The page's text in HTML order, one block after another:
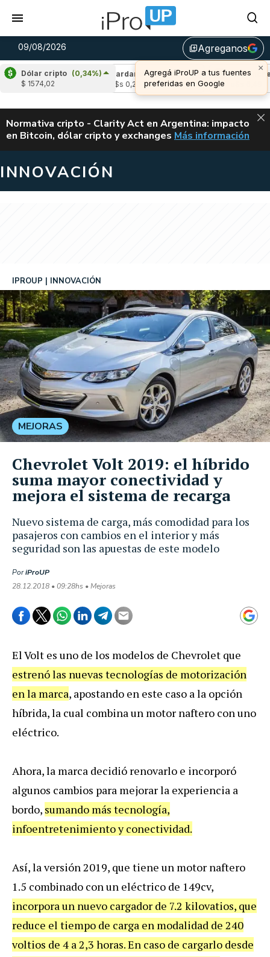
09/08/2026 library_addAgreganos
×
Agregá iProUP a tus fuentes
preferidas en Google
Dólar cripto (0,34%)
$ 1574,02
0,38%) Cardano
(-1,52%)
u$s 0,20
Avalanche
(-
u$s 6,49
ALERTA
Normativa cripto - Clarity Act en Argentina: impacto
en Bitcoin, dólar cripto y exchanges CLARITY ACT EN
Más información
INNOVACIÓN
Nuevo sistema de carga, más comodidad para los
pasajeros con cambios en el interior y más
seguridad son las apuestas de este modelo
IPROUP INNOVACIÓN
PoriProUP
28.12.2018 • 09:28hs • Mejoras
MEJORAS
Chevrolet Volt 2019: el híbrido
suma mayor conectividad y
mejora el sistema de recarga
El Volt es uno de los modelos de Chevrolet que
estrenó las nuevas tecnologías de motorización
en la marca, apostando en este caso a la opción
híbrida, la cual combina un motor naftero con uno
eléctrico.
Ahora, la marca decidió renovarlo e incorporó
algunos cambios para mejorar la experiencia a
bordo, sumando más tecnología,
infoentretenimiento y conectividad.
Así, la versión 2019, que tiene un motor naftero
1.5 combinado con un eléctrico de 149cv,
incorpora un nuevo cargador de 7.2 kilovatios, que
reduce el tiempo de carga en modalidad de 240
voltios de 4 a 2,3 horas. En caso de cargarlo desde